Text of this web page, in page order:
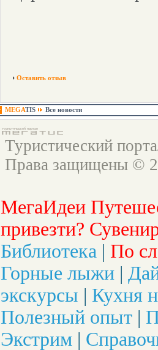
Оставить отзыв
MEGATIS Все новости
Туристический
Права защищены ©
МегаИдеи
привезти?
Библиотека | По
Горные лыжи |
экскурсы | Кухня
Полезный опыт |
Экстрим |